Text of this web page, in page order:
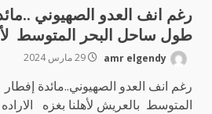
رغم انف العدو الصهيوني
طول ساحل البحر المتوسط
رغم انف العدو الصهيوني..مائدة
المتوسط بالعريش لأهلنا بغزه